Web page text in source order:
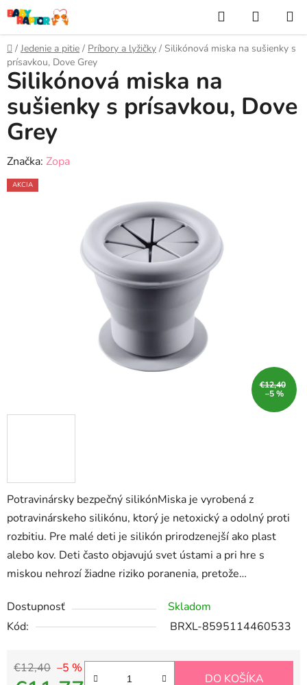
Prejsť
na
obsah
Hľadať
KOŠÍK
Domov
/ Jedenie a pitie / Príbory a lyžičky / Silikónová miska na sušienky s
prísavkou, Dove Grey
Potravinársky bezpečný silikónMiska je vyrobená z
potravinárskeho silikónu, ktorý je netoxický a odolný proti
rozbitiu. Pre malé deti je silikón prirodzenejší ako plast
alebo kov. Deti často objavujú svet ústami a pri hre s
miskou nehrozí žiadne riziko poranenia, pretože…
Dostupnosť
Skladom
Kód:
BRXL-8595114460533
€12,40 –5 %
DO KOŠÍKA
Silikónová miska na
sušienky s prísavkou, Dove
Grey
Značka: Zopa
AKCIA
€12,40
–5 %